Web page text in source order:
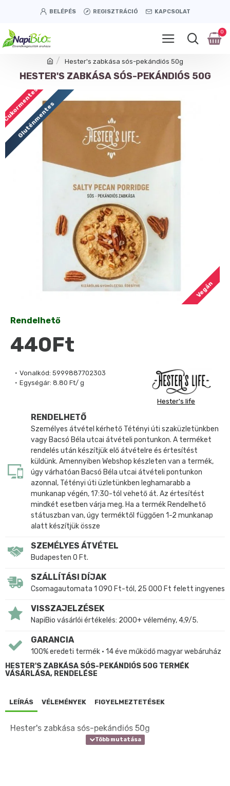
BELÉPÉS REGISZTRÁCIÓ KAPCSOLAT
0
Hester's zabkása sós-pekándiós 50g
HESTER'S ZABKÁSA SÓS-PEKÁNDIÓS 50G
Gluténmentes
Vegán
Cukormentes
Vonalkód: 5999887702303
Egységár: 8.80 Ft/ g
Hester's life
Rendelhető
440Ft
RENDELHETŐ
Személyes átvétel kérhető Tétényi úti szaküzletünkben
vagy Bacsó Béla utcai átvételi pontunkon. A terméket
rendelés után készítjük elő átvételre és értesítést
küldünk. Amennyiben Webshop készleten van a termék,
úgy várhatóan Bacsó Béla utcai átvételi pontunkon
azonnal, Tétényi úti üzletünkben leghamarabb a
munkanap végén, 17:30-tól vehető át. Az értesítést
mindkét esetben várja meg. Ha a termék Rendelhető
státuszban van, úgy terméktől függően 1-2 munkanap
alatt készítjük össze
SZEMÉLYES ÁTVÉTEL
Budapesten 0 Ft.
SZÁLLÍTÁSI DÍJAK
Csomagautomata 1 090 Ft-tól, 25 000 Ft felett ingyenes
VISSZAJELZÉSEK
NapiBio vásárlói értékelés: 2000+ vélemény, 4,9/5.
GARANCIA
100% eredeti termék • 14 éve működő magyar webáruház
HESTER'S ZABKÁSA SÓS-PEKÁNDIÓS 50G TERMÉK
VÁSÁRLÁSA, RENDELÉSE
LEÍRÁS VÉLEMÉNYEK FIGYELMEZTETÉSEK
Hester's zabkása sós-pekándiós 50g